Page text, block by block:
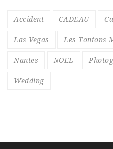
Accident CADEAU
Las Vegas Les Tontons
Nantes NOEL
Wedding